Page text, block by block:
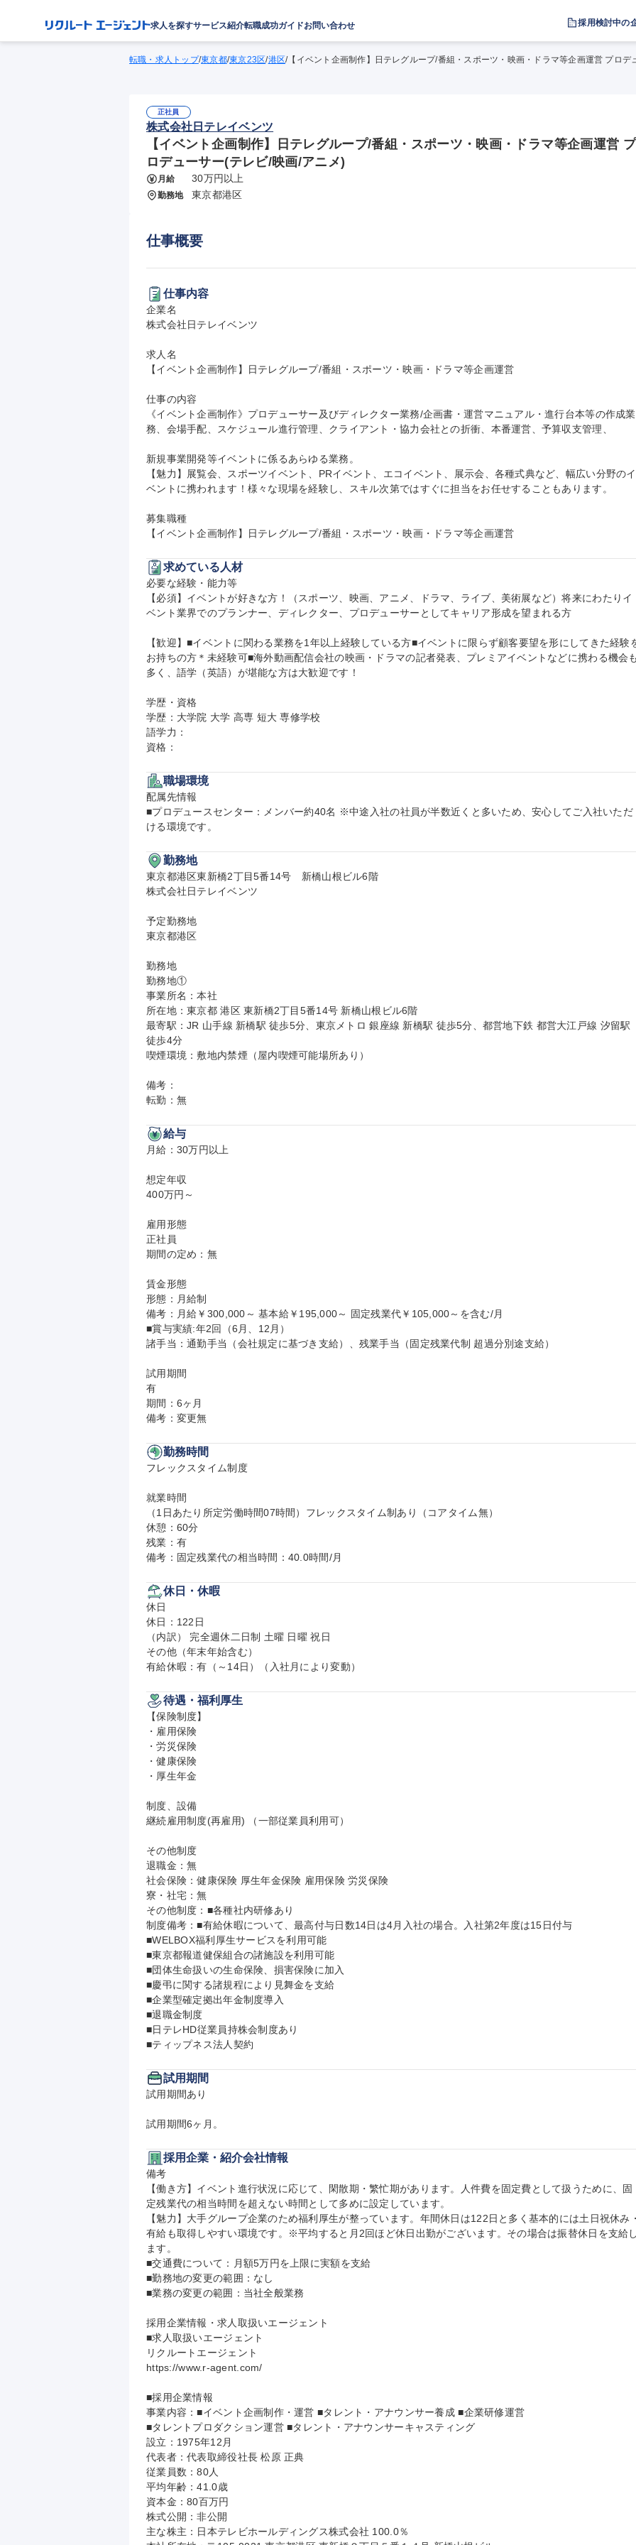
求人を探すサービス紹介転職成功ガイドお問い合わせ 採用検討中の
転職・求人トップ/東京都/東京23区/港区/【イベント企画制作】日テレグループ/番組・スポーツ・映画・ドラマ等企画運営 プロデ
正社員
株式会社日テレイベンツ
【イベント企画制作】日テレグループ/番組・スポーツ・映画・ドラマ等企画運営 プ
ロデューサー(テレビ/映画/アニメ)
月給 30万円以上
勤務地 東京都港区
仕事概要
仕事内容
企業名
株式会社日テレイベンツ
求人名
【イベント企画制作】日テレグループ/番組・スポーツ・映画・ドラマ等企画運営
仕事の内容
《イベント企画制作》プロデューサー及びディレクター業務/企画書・運営マニュアル・進行台本等の作成業
務、会場手配、スケジュール進行管理、クライアント・協力会社との折衝、本番運営、予算収支管理、
新規事業開発等イベントに係るあらゆる業務。
【魅力】展覧会、スポーツイベント、PRイベント、エコイベント、展示会、各種式典など、幅広い分野のイ
ベントに携われます！様々な現場を経験し、スキル次第ではすぐに担当をお任せすることもあります。
募集職種
【イベント企画制作】日テレグループ/番組・スポーツ・映画・ドラマ等企画運営
求めている人材
必要な経験・能力等
【必須】イベントが好きな方！（スポーツ、映画、アニメ、ドラマ、ライブ、美術展など）将来にわたりイ
ベント業界でのプランナー、ディレクター、プロデューサーとしてキャリア形成を望まれる方
【歓迎】■イベントに関わる業務を1年以上経験している方■イベントに限らず顧客要望を形にしてきた経験
お持ちの方＊未経験可■海外動画配信会社の映画・ドラマの記者発表、プレミアイベントなどに携わる機会
多く、語学（英語）が堪能な方は大歓迎です！
学歴・資格
学歴：大学院 大学 高専 短大 専修学校
語学力：
資格：
職場環境
配属先情報
■プロデュースセンター：メンバー約40名 ※中途入社の社員が半数近くと多いため、安心してご入社いただ
ける環境です。
勤務地
東京都港区東新橋2丁目5番14号　新橋山根ビル6階
株式会社日テレイベンツ
予定勤務地
東京都港区
勤務地
勤務地①
事業所名：本社
所在地：東京都 港区 東新橋2丁目5番14号 新橋山根ビル6階
最寄駅：JR 山手線 新橋駅 徒歩5分、東京メトロ 銀座線 新橋駅 徒歩5分、都営地下鉄 都営大江戸線 汐留駅
徒歩4分
喫煙環境：敷地内禁煙（屋内喫煙可能場所あり）
備考：
転勤：無
給与
月給：30万円以上
想定年収
400万円～
雇用形態
正社員
期間の定め：無
賃金形態
形態：月給制
備考：月給￥300,000～ 基本給￥195,000～ 固定残業代￥105,000～を含む/月
■賞与実績:年2回（6月、12月）
諸手当：通勤手当（会社規定に基づき支給）、残業手当（固定残業代制 超過分別途支給）
試用期間
有
期間：6ヶ月
備考：変更無
勤務時間
フレックスタイム制度
就業時間
（1日あたり所定労働時間07時間）フレックスタイム制あり（コアタイム無）
休憩：60分
残業：有
備考：固定残業代の相当時間：40.0時間/月
休日・休暇
休日
休日：122日
（内訳） 完全週休二日制 土曜 日曜 祝日
その他（年末年始含む）
有給休暇：有（～14日）（入社月により変動）
待遇・福利厚生
【保険制度】
・雇用保険
・労災保険
・健康保険
・厚生年金
制度、設備
継続雇用制度(再雇用) （一部従業員利用可）
その他制度
退職金：無
社会保険：健康保険 厚生年金保険 雇用保険 労災保険
寮・社宅：無
その他制度：■各種社内研修あり
制度備考：■有給休暇について、最高付与日数14日は4月入社の場合。入社第2年度は15日付与
■WELBOX福利厚生サービスを利用可能
■東京都報道健保組合の諸施設を利用可能
■団体生命扱いの生命保険、損害保険に加入
■慶弔に関する諸規程により見舞金を支給
■企業型確定拠出年金制度導入
■退職金制度
■日テレHD従業員持株会制度あり
■ティップネス法人契約
試用期間
試用期間あり
試用期間6ヶ月。
採用企業・紹介会社情報
備考
【働き方】イベント進行状況に応じて、閑散期・繁忙期があります。人件費を固定費として扱うために、固
定残業代の相当時間を超えない時間として多めに設定しています。
【魅力】大手グループ企業のため福利厚生が整っています。年間休日は122日と多く基本的には土日祝休み
有給も取得しやすい環境です。※平均すると月2回ほど休日出勤がございます。その場合は振替休日を支給
ます。
■交通費について：月額5万円を上限に実額を支給
■勤務地の変更の範囲：なし
■業務の変更の範囲：当社全般業務
採用企業情報・求人取扱いエージェント
■求人取扱いエージェント
リクルートエージェント
https://www.r-agent.com/
■採用企業情報
事業内容：■イベント企画制作・運営 ■タレント・アナウンサー養成 ■企業研修運営
■タレントプロダクション運営 ■タレント・アナウンサーキャスティング
設立：1975年12月
代表者：代表取締役社長 松原 正典
従業員数：80人
平均年齢：41.0歳
資本金：80百万円
株式公開：非公開
主な株主：日本テレビホールディングス株式会社 100.0％